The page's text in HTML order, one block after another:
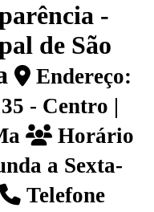
-
de São
Endereço:
- Centro |
Horário
a Sexta-
Telefone